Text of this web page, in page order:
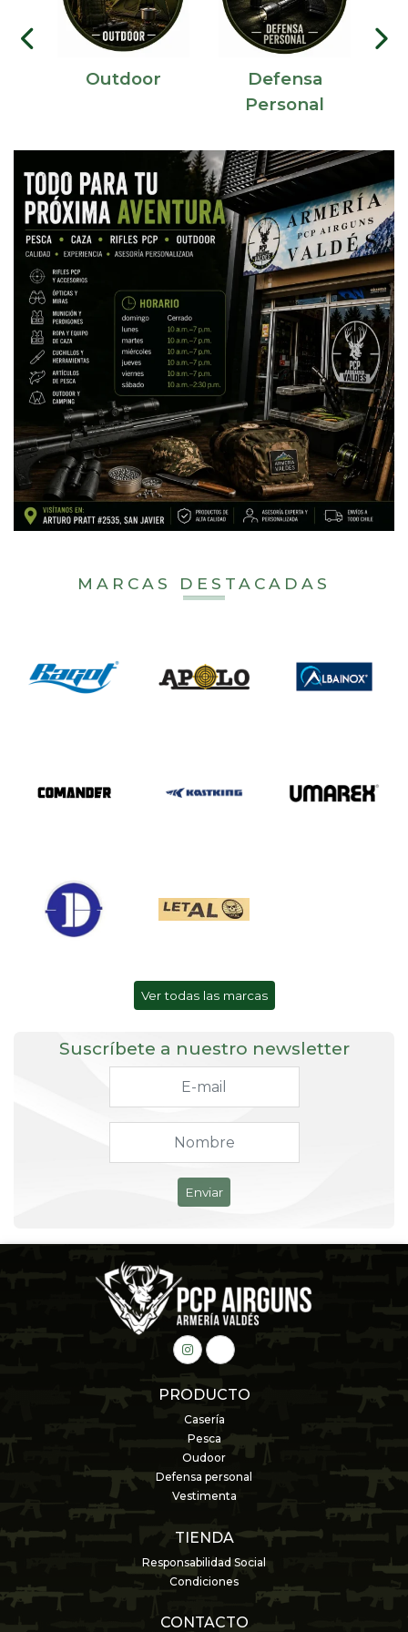
Outdoor
Defensa
Personal
MARCAS DESTACADAS
Ver todas las marcas
Suscríbete a nuestro newsletter
Enviar
PRODUCTO
Casería
Pesca
Oudoor
Defensa personal
Vestimenta
TIENDA
Responsabilidad Social
Condiciones
CONTACTO